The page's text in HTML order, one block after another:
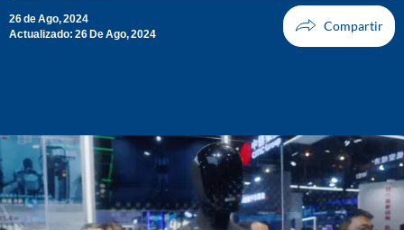
26 de Ago, 2024
Actualizado: 26 De Ago, 2024